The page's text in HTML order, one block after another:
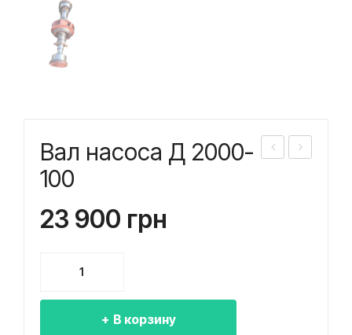
Вал насоса Д 2000-
100
23 900 грн
Вал
В корзину